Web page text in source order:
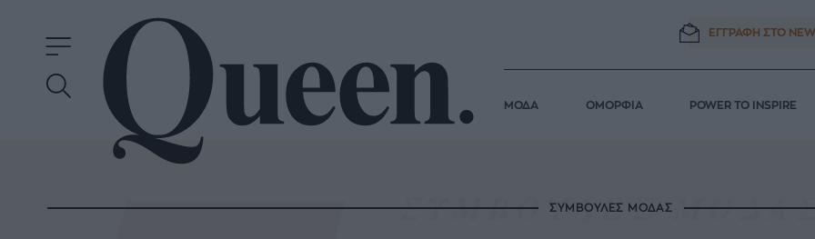
ΕΓΓΡΑΦΗ ΣΤΟ
ΜΟΔΑ ΟΜΟΡΦΙΑ POWER TO INSPIRE
ΣΥΜΒΟΥΛΕΣ ΜΟΔΑΣ